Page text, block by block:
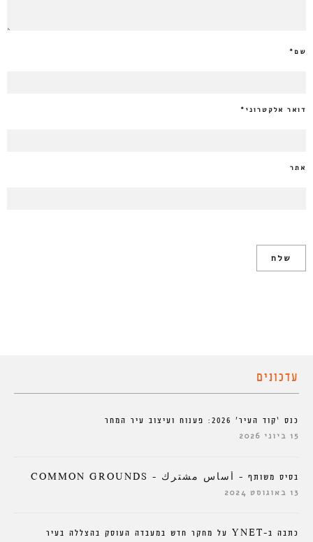
שם*
דואר אלקטרוני *
אתר
עדכונים
כנס ‘קוד העיר’ 2026: פענוח ועיצוב עיר המחר
15 ביוני 2026
בסיס משותף – أساس مشترك – COMMON GROUNDS
13 באוגוסט 2024
כתבה ב-YNET על מחקר חדש במעבדה העוסק בהצללה בעיר